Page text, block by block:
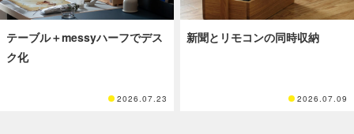
テーブル＋messyハーフでデス
ク化
2026.07.23
新聞とリモコンの同時収納
2026.07.09